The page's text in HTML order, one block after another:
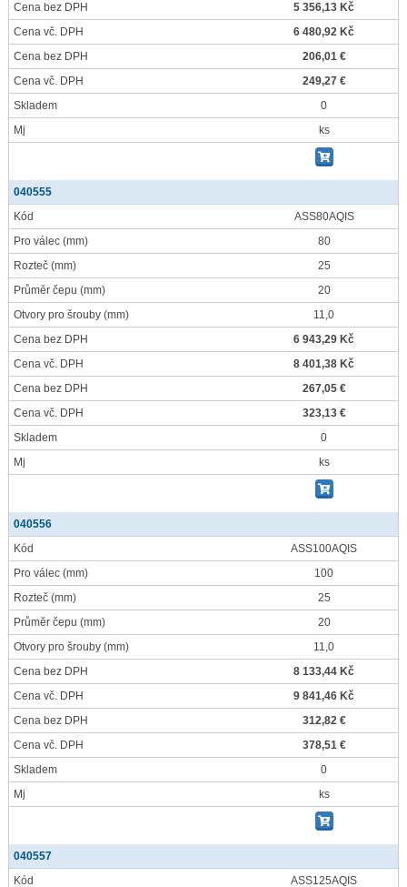
Cena bez DPH
5 356,13 Kč
Cena vč. DPH
6 480,92 Kč
Cena bez DPH
206,01 €
Cena vč. DPH
249,27 €
Skladem
0
Mj
ks
040555
Kód
ASS80AQIS
Pro válec (mm)
80
Rozteč (mm)
25
Průměr čepu (mm)
20
Otvory pro šrouby (mm)
11,0
Cena bez DPH
6 943,29 Kč
Cena vč. DPH
8 401,38 Kč
Cena bez DPH
267,05 €
Cena vč. DPH
323,13 €
Skladem
0
Mj
ks
040556
Kód
ASS100AQIS
Pro válec (mm)
100
Rozteč (mm)
25
Průměr čepu (mm)
20
Otvory pro šrouby (mm)
11,0
Cena bez DPH
8 133,44 Kč
Cena vč. DPH
9 841,46 Kč
Cena bez DPH
312,82 €
Cena vč. DPH
378,51 €
Skladem
0
Mj
ks
040557
Kód
ASS125AQIS